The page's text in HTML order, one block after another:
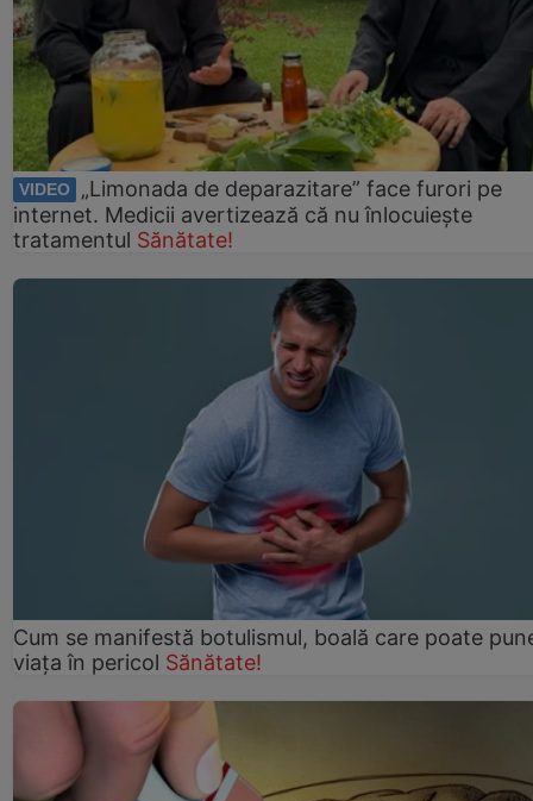
VIDEO
„Limonada de deparazitare” face furori pe
internet. Medicii avertizează că nu înlocuiește
tratamentul Sănătate!
Cum se manifestă botulismul, boală care poate
viaţa în pericol Sănătate!